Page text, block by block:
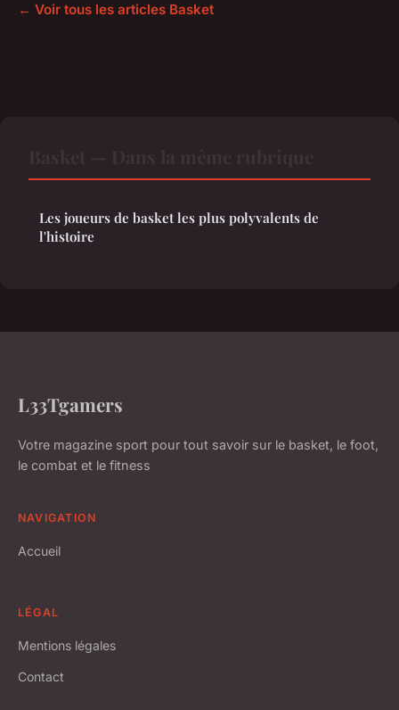
← Voir tous les articles Basket
Les joueurs de basket les plus polyvalents de
l'histoire
L33Tgamers
Votre magazine sport pour tout savoir sur le basket, le foot,
le combat et le fitness
NAVIGATION
Accueil
LÉGAL
Mentions légales
Contact